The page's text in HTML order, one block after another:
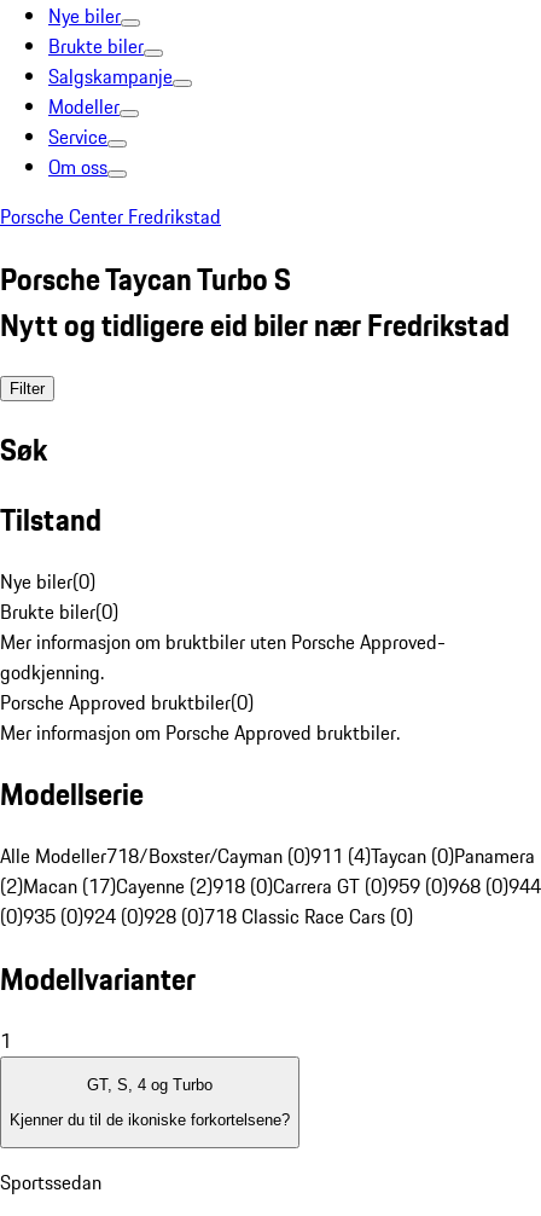
Nye biler
Brukte biler
Salgskampanje
Modeller
Service
Om oss
Porsche Center Fredrikstad
Porsche Taycan Turbo S
Nytt og tidligere eid biler nær Fredrikstad
Filter
Søk
Tilstand
Nye biler(0)
Brukte biler(0)
Mer informasjon om bruktbiler uten Porsche Approved-
godkjenning.
Porsche Approved bruktbiler(0)
Mer informasjon om Porsche Approved bruktbiler.
Modellserie
Alle Modeller718/Boxster/Cayman (0)911 (4)Taycan (0)Panamera
(2)Macan (17)Cayenne (2)918 (0)Carrera GT (0)959 (0)968 (0)944
(0)935 (0)924 (0)928 (0)718 Classic Race Cars (0)
Modellvarianter
1
GT, S, 4 og Turbo
Kjenner du til de ikoniske forkortelsene?
Sportssedan